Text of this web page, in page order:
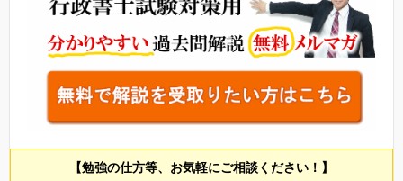
【勉強の仕方等、お気軽にご相談ください！】